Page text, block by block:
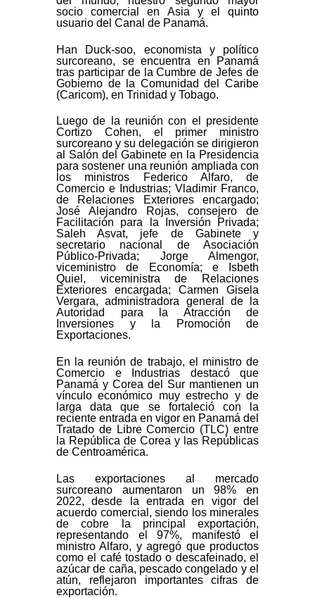
socio comercial en Asia y el quinto
usuario del Canal de Panamá.
Han Duck-soo, economista y político
surcoreano, se encuentra en Panamá
tras participar de la Cumbre de Jefes de
Gobierno de la Comunidad del Caribe
(Caricom), en Trinidad y Tobago.
Luego de la reunión con el presidente
Cortizo Cohen, el primer ministro
surcoreano y su delegación se dirigieron
al Salón del Gabinete en la Presidencia
para sostener una reunión ampliada con
los ministros Federico Alfaro, de
Comercio e Industrias; Vladimir Franco,
de Relaciones Exteriores encargado;
José Alejandro Rojas, consejero de
Facilitación para la Inversión Privada;
Saleh Asvat, jefe de Gabinete y
secretario nacional de Asociación
Público-Privada; Jorge Almengor,
viceministro de Economía; e Isbeth
Quiel, viceministra de Relaciones
Exteriores encargada; Carmen Gisela
Vergara, administradora general de la
Autoridad para la Atracción de
Inversiones y la Promoción de
Exportaciones.
En la reunión de trabajo, el ministro de
Comercio e Industrias destacó que
Panamá y Corea del Sur mantienen un
vínculo económico muy estrecho y de
larga data que se fortaleció con la
reciente entrada en vigor en Panamá del
Tratado de Libre Comercio (TLC) entre
la República de Corea y las Repúblicas
de Centroamérica.
Las exportaciones al mercado
surcoreano aumentaron un 98% en
2022, desde la entrada en vigor del
acuerdo comercial, siendo los minerales
de cobre la principal exportación,
representando el 97%, manifestó el
ministro Alfaro, y agregó que productos
como el café tostado o descafeinado, el
azúcar de caña, pescado congelado y el
atún, reflejaron importantes cifras de
exportación.